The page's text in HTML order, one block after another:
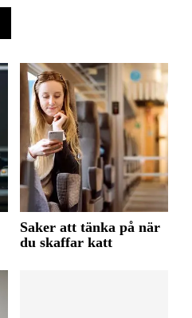
Saker att tänka på när
du skaffar katt